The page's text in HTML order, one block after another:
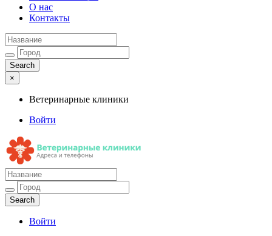
О нас
Контакты
×
Ветеринарные клиники
Войти
Ветеринарные клиники
Адреса и телефоны
Войти